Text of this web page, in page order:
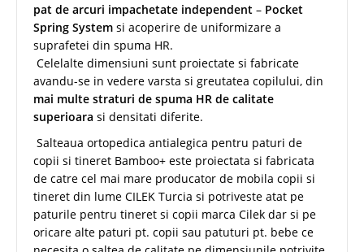
pat de arcuri impachetate independent – Pocket
Spring System si acoperire de uniformizare a
suprafetei din spuma HR.
Celelalte dimensiuni sunt proiectate si fabricate
avandu-se in vedere varsta si greutatea copilului, din
mai multe straturi de spuma HR de calitate
superioara si densitati diferite.
Salteaua ortopedica antialegica pentru paturi de
copii si tineret Bamboo+ este proiectata si fabricata
de catre cel mai mare producator de mobila copii si
tineret din lume CILEK Turcia si potriveste atat pe
paturile pentru tineret si copii marca Cilek dar si pe
oricare alte paturi pt. copii sau patuturi pt. bebe ce